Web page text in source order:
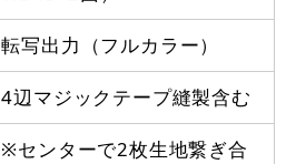
転写出力（フルカラー）
4辺マジックテープ縫製含む
※センターで2枚生地繋ぎ合